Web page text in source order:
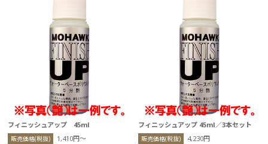
フィニッシュアップ 45ml
販売価格(税抜) 1,410円〜
フィニッシュアップ 45ml／3本セット
販売価格(税抜) 4,230円